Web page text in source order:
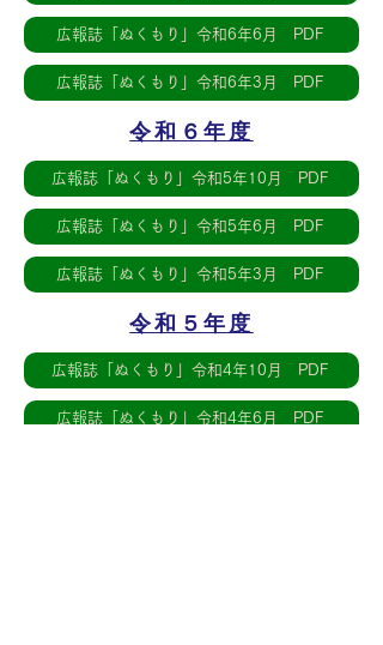
広報誌「ぬくもり」令和6年6月 PDF
広報誌「ぬくもり」令和6年3月 PDF
令和６年度
広報誌「ぬくもり」令和5年10月 PDF
広報誌「ぬくもり」令和5年6月 PDF
広報誌「ぬくもり」令和5年3月 PDF
令和５年度
広報誌「ぬくもり」令和4年10月 PDF
広報誌「ぬくもり」令和4年6月 PDF